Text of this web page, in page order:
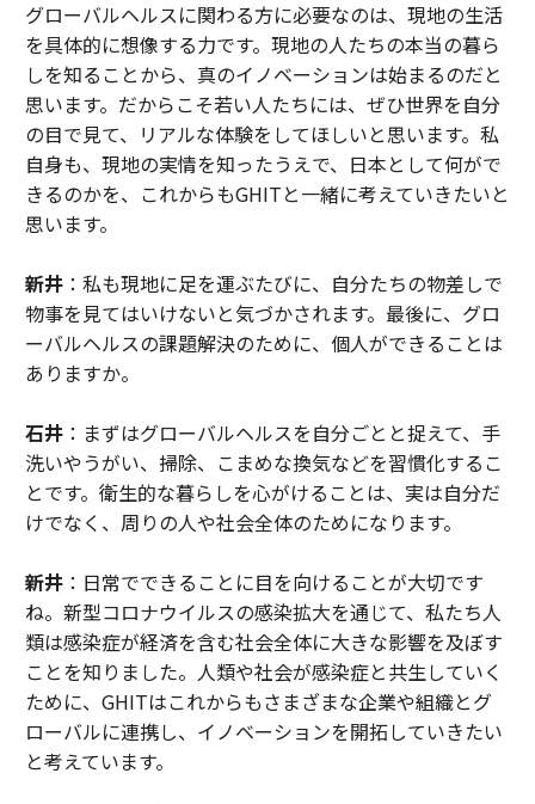
グローバルヘルスに関わる方に必要なのは、現地の生活
を具体的に想像する力です。現地の人たちの本当の暮ら
しを知ることから、真のイノベーションは始まるのだと
思います。だからこそ若い人たちには、ぜひ世界を自分
の目で見て、リアルな体験をしてほしいと思います。私
自身も、現地の実情を知ったうえで、日本として何がで
きるのかを、これからもGHITと一緒に考えていきたいと
思います。
新井：私も現地に足を運ぶたびに、自分たちの物差しで
物事を見てはいけないと気づかされます。最後に、グロ
ーバルヘルスの課題解決のために、個人ができることは
ありますか。
石井：まずはグローバルヘルスを自分ごとと捉えて、手
洗いやうがい、掃除、こまめな換気などを習慣化するこ
とです。衛生的な暮らしを心がけることは、実は自分だ
けでなく、周りの人や社会全体のためになります。
新井：日常でできることに目を向けることが大切です
ね。新型コロナウイルスの感染拡大を通じて、私たち人
類は感染症が経済を含む社会全体に大きな影響を及ぼす
ことを知りました。人類や社会が感染症と共生していく
ために、GHITはこれからもさまざまな企業や組織とグ
ローバルに連携し、イノベーションを開拓していきたい
と考えています。